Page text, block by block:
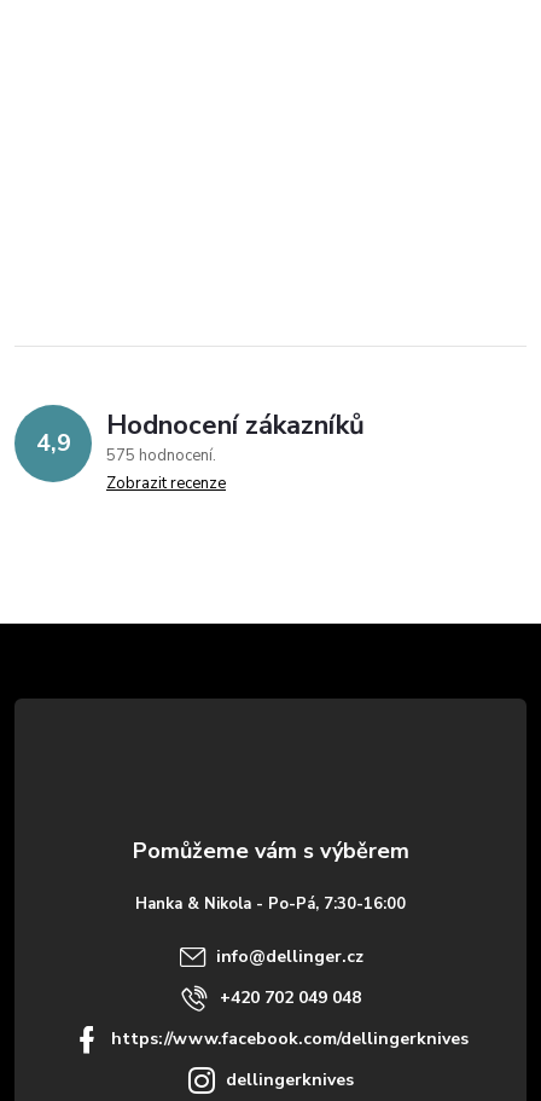
4,9 Hodnocení zákazníků
575 hodnocení
Zobrazit recenze
á
Hanka & Nikola - Po-Pá, 7:30-16:00
info@dellinger.cz
+420 702 049 048
https://www.facebook.com/dellingerknives
dellingerknives